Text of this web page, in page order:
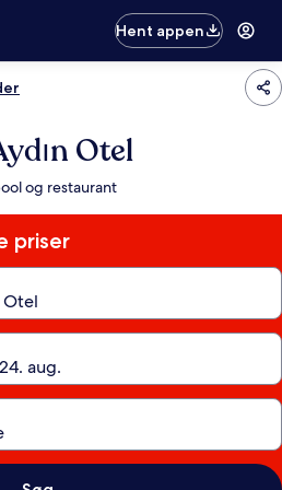
Hent appen
Otel
og restaurant
priser